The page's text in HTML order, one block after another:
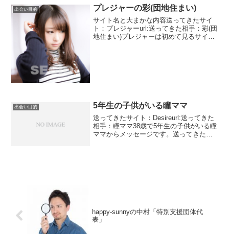
出会い目的 プレジャーの彩(団地住まい)
サイト名と大まかな内容送ってきたサイ
ト：プレジャーurl:送ってきた相手：彩(団
地住まい)プレジャーは初めて見るサイト
出会い目的 5年生の子供がいる瞳ママ
送ってきたサイト：Desireurl:送ってきた
相手：瞳ママ38歳で5年生の子供がいる瞳
ママからメッセージです。送ってきたの
happy-sunnyの中村「特別支援団体代
表」